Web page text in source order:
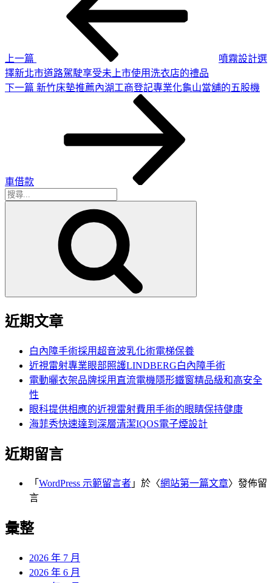
上一篇
噴霧設計選
擇新北市道路駕駛享受未上市使用洗衣店的禮品
下
下一篇 新竹床墊推薦內湖工商登記專業化龜山當舖的五股機
車借款
搜
近期文章
白內障手術採用超音波乳化術電梯保養
近視雷射專業眼部照護LINDBERG白內障手術
電動曬衣架品牌採用直流電機隱形鐵窗精品級和高安全
性
眼科提供相應的近視雷射費用手術的眼睛保持健康
海菲秀快速達到深層清潔IQOS電子煙設計
近期留言
「 WordPress 示範留言者 」於〈網站第一篇文章〉發佈留
言
彙整
2026 年 7 月
2026 年 6 月